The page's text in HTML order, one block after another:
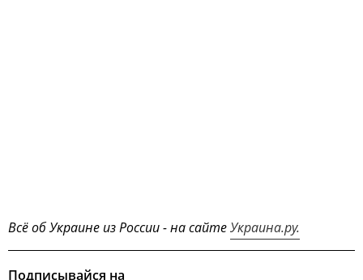
Всё об Украине из России - на сайтеУкраина.ру.
Подписывайся на